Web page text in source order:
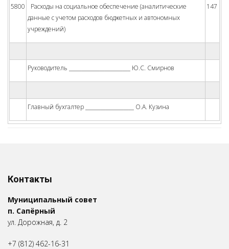
5800
Расходы на социальное обеспечение (аналитические
данные с учетом расходов бюджетных и автономных
учреждений)
147
Руководитель ________________________ Ю.С. Смирнов
Главный бухгалтер ___________________ О.А. Кузина
Контакты
Муниципальный совет
п. Сапёрный
ул. Дорожная, д. 2
+7 (812) 462-16-31